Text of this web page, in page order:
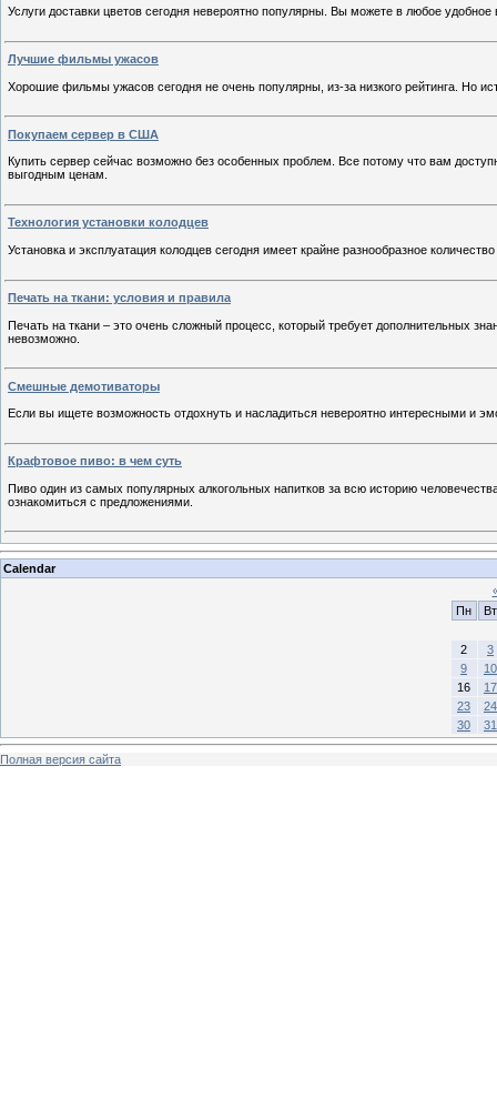
Услуги доставки цветов сегодня невероятно популярны. Вы можете в любое
Лучшие фильмы ужасов
Хорошие фильмы ужасов сегодня не очень популярны, из-за низкого рейтинга. Но
Покупаем сервер в США
Купить сервер сейчас возможно без особенных проблем. Все потому что вам
выгодным ценам.
Технология установки колодцев
Установка и эксплуатация колодцев сегодня имеет крайне разнообразное
Печать на ткани: условия и правила
Печать на ткани – это очень сложный процесс, который требует дополнительных
невозможно.
Смешные демотиваторы
Если вы ищете возможность отдохнуть и насладиться невероятно интересными и
Крафтовое пиво: в чем суть
Пиво один из самых популярных алкогольных напитков за всю историю
ознакомиться с предложениями.
Calendar
Пн
Вт
2
3
9
10
16
17
23
24
30
31
Полная версия сайта